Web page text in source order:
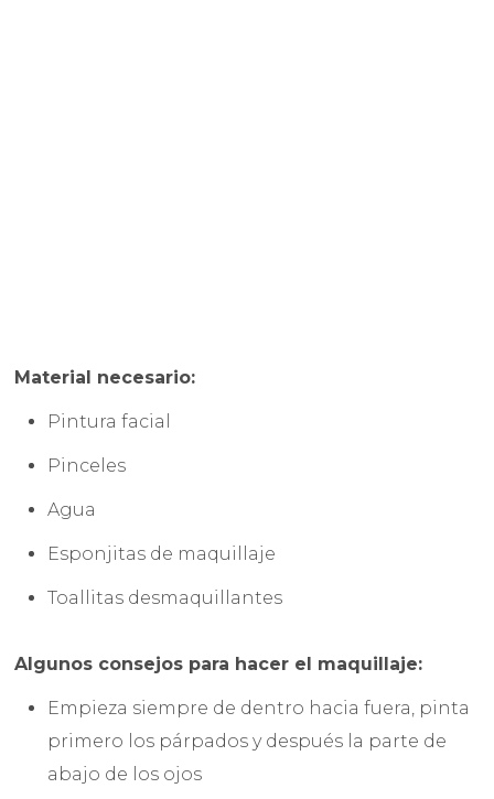
Material necesario:
Pintura facial
Pinceles
Agua
Esponjitas de maquillaje
Toallitas desmaquillantes
Algunos consejos para hacer el maquillaje:
Empieza siempre de dentro hacia fuera, pinta
primero los párpados y después la parte de
abajo de los ojos